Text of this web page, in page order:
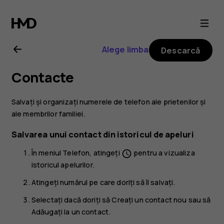
Ghid
de
utilizare
Nokia
2.1
Alege limba Descarcă
Contacte
Salvați și organizați numerele de telefon ale prietenilor și
ale membrilor familiei.
Salvarea unui contact din istoricul de apeluri
În meniul Telefon, atingeți schedule pentru a vizualiza
istoricul apelurilor.
Atingeți numărul pe care doriți să îl salvați.
Selectați dacă doriți săCreați un contact nou sau să
Adăugați la un contact.